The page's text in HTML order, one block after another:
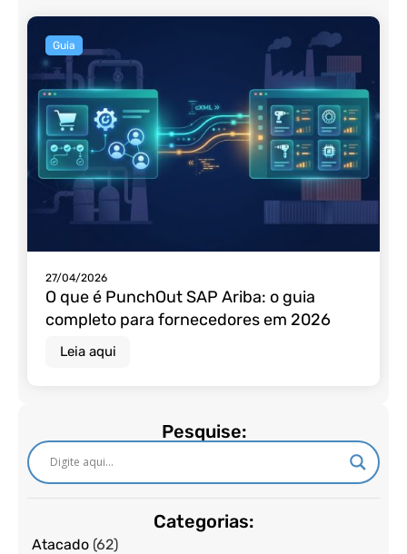
Guia
27/04/2026
O que é PunchOut SAP Ariba: o guia
completo para fornecedores em 2026
Leia aqui
Pesquise:
Categorias:
Atacado (62)